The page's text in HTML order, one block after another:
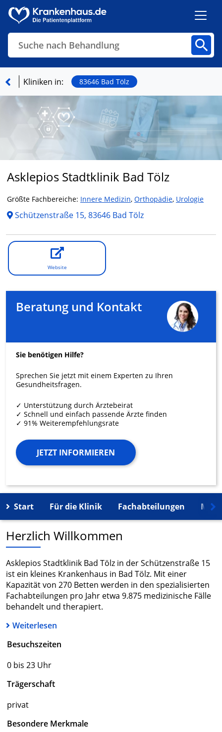
Suche nach Behandlung
Finden
Kliniken in: 83646 Bad Tölz
Asklepios Stadtklinik Bad Tölz
Größte Fachbereiche: Innere Medizin, Orthopädie, Urologie
Schützenstraße 15, 83646 Bad Tölz
Website
Beratung und Kontakt
Sie benötigen Hilfe?
Sprechen Sie jetzt mit einem Experten zu Ihren
Gesundheitsfragen.
✓ Unterstützung durch Ärztebeirat
✓ Schnell und einfach passende Ärzte finden
✓ 91% Weiterempfehlungsrate
JETZT INFORMIEREN
Start Für die Klinik Fachabteilungen
Herzlich Willkommen
Asklepios Stadtklinik Bad Tölz in der Schützenstraße 15
ist ein kleines Krankenhaus in Bad Tölz. Mit einer
Kapazität von 270 Betten werden in den spezialisierten
Fachabteilungen pro Jahr etwa 9.875 medizinische Fälle
behandelt und therapiert.
Weiterlesen
Besuchszeiten
0 bis 23 Uhr
Trägerschaft
privat
Besondere Merkmale